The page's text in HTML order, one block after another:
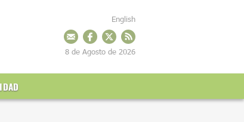
English
8 de Agosto de 2026